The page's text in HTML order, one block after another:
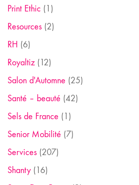
Print Ethic (1)
Resources (2)
RH (6)
Royaltiz (12)
Salon d'Automne (25)
Santé – beauté (42)
Sels de France (1)
Senior Mobilité (7)
Services (207)
Shanty (16)